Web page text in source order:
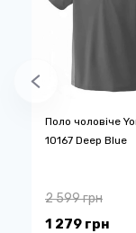
Поло чоловіче
10167 Deep Blue
1 279 грн
2 599 грн